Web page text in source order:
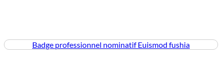
Badge professionnel nominatif Euismod fushia